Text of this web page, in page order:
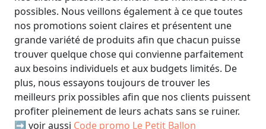
possibles. Nous veillons également à ce que toutes
nos promotions soient claires et présentent une
grande variété de produits afin que chacun puisse
trouver quelque chose qui convienne parfaitement
aux besoins individuels et aux budgets limités. De
plus, nous essayons toujours de trouver les
meilleurs prix possibles afin que nos clients puissent
profiter pleinement de leurs achats sans se ruiner.
➡️ voir aussi Code promo Le Petit Ballon